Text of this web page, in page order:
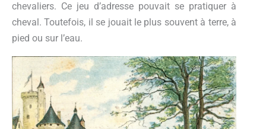
chevaliers. Ce jeu d’adresse pouvait se pratiquer à
cheval. Toutefois, il se jouait le plus souvent à terre, à
pied ou sur l’eau.